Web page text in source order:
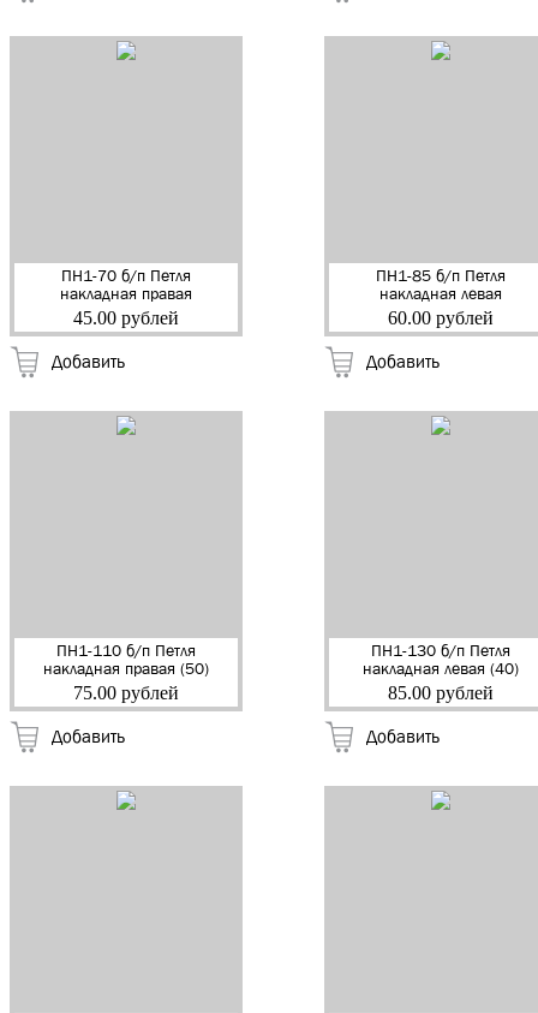
ПН1-70 б/п Петля
накладная правая
"Металлист" (Кунгур)
(120)
45.00 рублей
Добавить
ПН1-85 б/п Петля
накладная левая
"Металлист" (Кунгур)
(100)
60.00 рублей
Добавить
ПН1-110 б/п Петля
накладная правая (50)
75.00 рублей
Добавить
ПН1-130 б/п Петля
накладная левая (40)
85.00 рублей
Добавить